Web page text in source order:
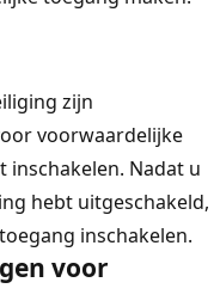
zijn
voorwaardelijke
inschakelen. Nadat u
hebt uitgeschakeld,
inschakelen.
voor